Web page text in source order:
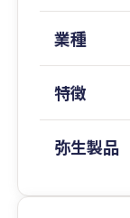
業種
特徴
弥生製品